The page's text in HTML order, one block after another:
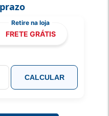
FRETE GRÁTIS
CALCULAR